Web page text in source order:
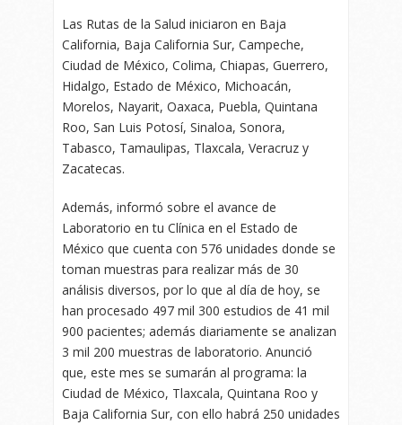
Las Rutas de la Salud iniciaron en Baja
California, ⁠Baja California Sur, ⁠Campeche,
Ciudad de México, ⁠Colima, ⁠Chiapas, ⁠Guerrero,
⁠Hidalgo, Estado de México, Michoacán,
⁠Morelos, Nayarit, Oaxaca, Puebla, Quintana
Roo, San Luis Potosí, Sinaloa, Sonora,
Tabasco, ⁠Tamaulipas, Tlaxcala⁠, Veracruz y
Zacatecas.
Además, informó sobre el avance de
Laboratorio en tu Clínica en el Estado de
México que cuenta con 576 unidades donde se
toman muestras para realizar más de 30
análisis diversos, por lo que al día de hoy, se
han procesado 497 mil 300 estudios de 41 mil
900 pacientes; además diariamente se analizan
3 mil 200 muestras de laboratorio. Anunció
que, este mes se sumarán al programa: la
Ciudad de México, Tlaxcala, Quintana Roo y
Baja California Sur, con ello habrá 250 unidades